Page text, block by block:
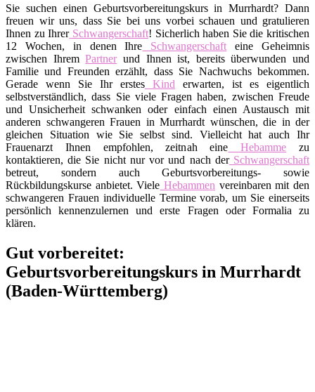
Sie suchen einen Geburtsvorbereitungskurs in Murrhardt? Dann
freuen wir uns, dass Sie bei uns vorbei schauen und gratulieren
Ihnen zu IhrerSchwangerschaft! Sicherlich haben Sie die kritischen
12 Wochen, in denen Ihre Schwangerschaft eine Geheimnis
zwischen IhremPartnerund Ihnen ist, bereits überwunden und
Familie und Freunden erzählt, dass Sie Nachwuchs bekommen.
Gerade wenn Sie Ihr erstes Kind erwarten, ist es eigentlich
selbstverständlich, dass Sie viele Fragen haben, zwischen Freude
und Unsicherheit schwanken oder einfach einen Austausch mit
anderen schwangeren Frauen in Murrhardt wünschen, die in der
gleichen Situation wie Sie selbst sind. Vielleicht hat auch Ihr
Frauenarzt Ihnen empfohlen, zeitnah eine Hebamme zu
kontaktieren, die Sie nicht nur vor und nach derSchwangerschaft
betreut, sondern auch Geburtsvorbereitungs- sowie
Rückbildungskurse anbietet. Viele Hebammen vereinbaren mit den
schwangeren Frauen individuelle Termine vorab, um Sie einerseits
persönlich kennenzulernen und erste Fragen oder Formalia zu
klären.
Gut vorbereitet:
Geburtsvorbereitungskurs in Murrhardt
(Baden-Württemberg)